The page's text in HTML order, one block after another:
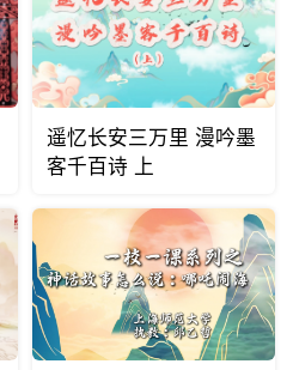
遥忆长安三万里 漫吟墨
客千百诗 上